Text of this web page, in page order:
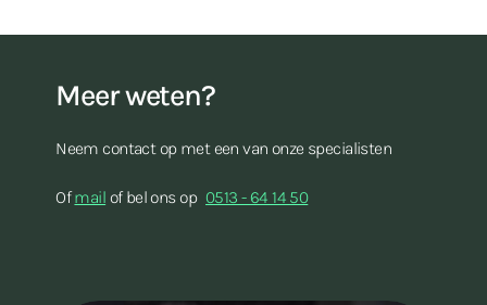
Meer weten?
Neem contact op met een van onze specialisten
Ofmail of bel ons op 0513 - 64 14 50